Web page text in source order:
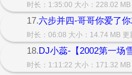
时长：1:35:00 大小：228.02
17.六步并四-哥哥你爱了
时长：06:08 大小：14.74 MB 更
18.DJ小蕊-【2002第一场
时长：1:11:22 大小：171.32